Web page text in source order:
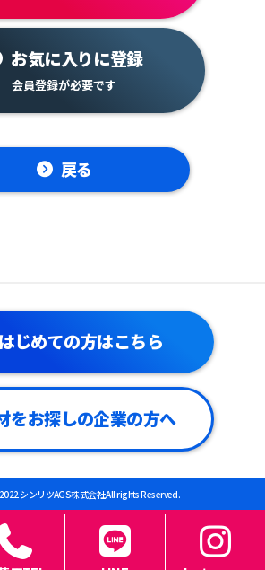
お気に入りに登録
戻る
はじめての方はこちら
をお探しの企業の方へ
シンリツAGS株式会社 All rights Reserved.